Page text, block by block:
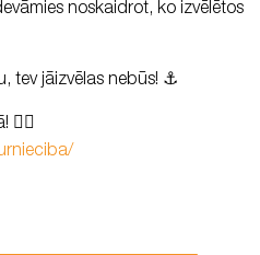
noskaidrot, ko izvēlētos
tev jāizvēlas nebūs! ⚓